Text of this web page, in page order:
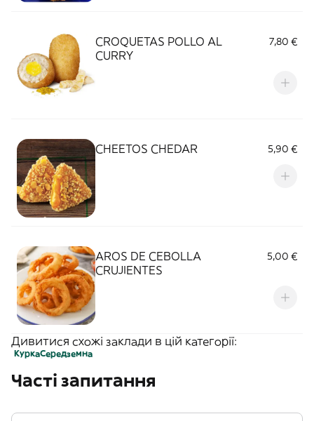
CROQUETAS POLLO AL
CURRY
7,80 €
CHEETOS CHEDAR 5,90 €
AROS DE CEBOLLA
CRUJIENTES
5,00 €
Дивитися схожі заклади в цій категорії:
КуркаСередземна
Часті запитання